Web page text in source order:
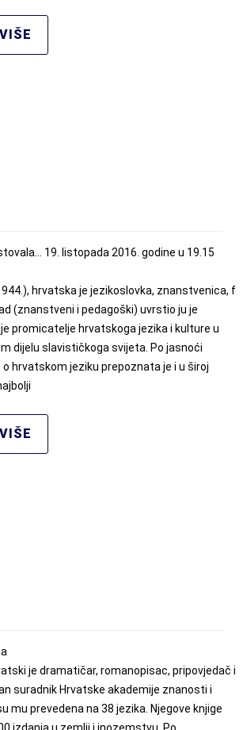
19. listopada 2016. godine u 19.15
hrvatska je jezikoslovka, znanstvenica,
(znanstveni i pedagoški) uvrstio ju je
promicatelje hrvatskoga jezika i kulture u
dijelu slavističkoga svijeta. Po jasnoći
o hrvatskom jeziku prepoznata je i u široj
je dramatičar, romanopisac, pripovjedač i
suradnik Hrvatske akademije znanosti i
mu prevedena na 38 jezika. Njegove knjige